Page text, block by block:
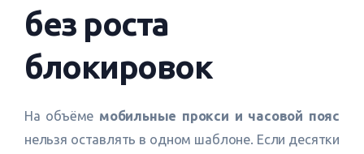
без роста
блокировок
На объёме мобильные прокси и часовой пояс
нельзя оставлять в одном шаблоне. Если десятки